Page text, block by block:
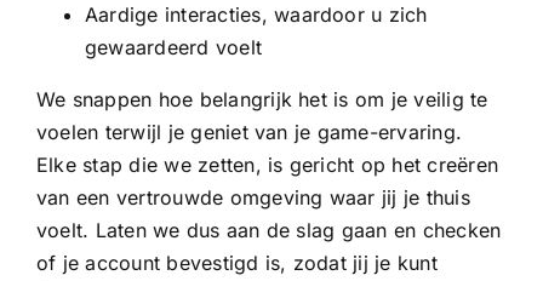
Aardige interacties, waardoor u zich
gewaardeerd voelt
We snappen hoe belangrijk het is om je veilig te
voelen terwijl je geniet van je game-ervaring.
Elke stap die we zetten, is gericht op het creëren
van een vertrouwde omgeving waar jij je thuis
voelt. Laten we dus aan de slag gaan en checken
of je account bevestigd is, zodat jij je kunt